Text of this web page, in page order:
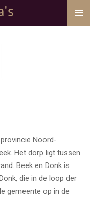
Noord-
Het dorp ligt tussen
Beek en Donk is
die in de loop der
gemeente op in de